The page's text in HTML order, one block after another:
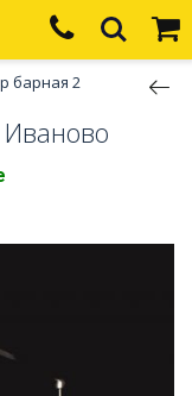
барная 2